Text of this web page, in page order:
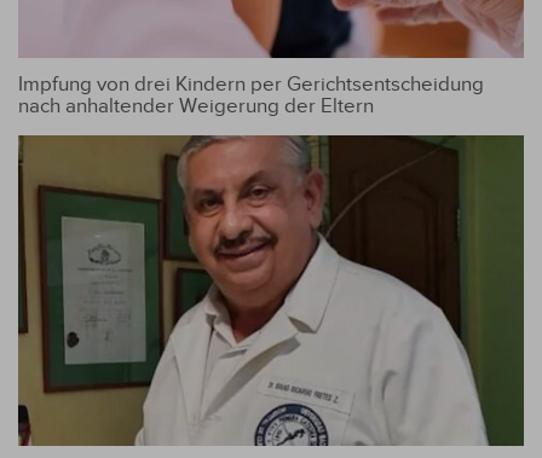
Impfung von drei Kindern per Gerichtsentscheidung
nach anhaltender Weigerung der Eltern